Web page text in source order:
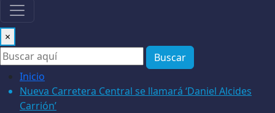
×
Buscar
Inicio
Nueva Carretera Central se llamará ‘Daniel Alcides
Carrión’